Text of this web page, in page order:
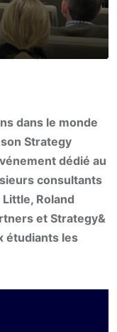
dans le monde
Strategy
dédié au
consultants
Roland
et Strategy&
étudiants les